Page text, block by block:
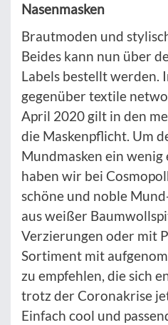
Nasenmasken
Brautmoden und
Beides kann nun über
Labels bestellt werden.
gegenüber textile
April 2020 gilt in den
die Maskenpflicht. Um
Mundmasken ein
haben wir bei
schöne und noble
aus weißer
Verzierungen oder mit
Sortiment mit
zu empfehlen, die sich
trotz der Coronakrise
Einfach cool und